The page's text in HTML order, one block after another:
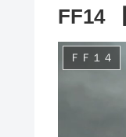
FF14
ＦＦ１４